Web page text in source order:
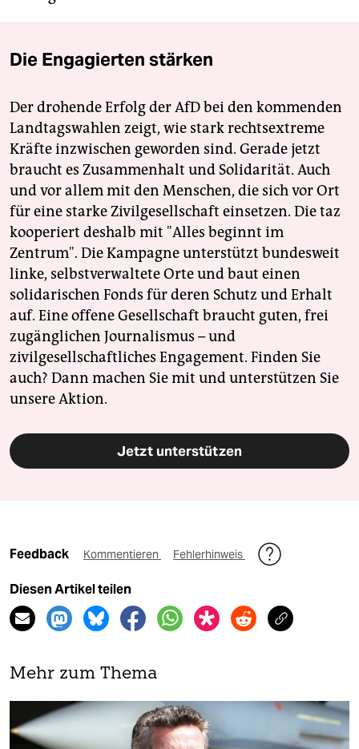
Die Engagierten stärken
Der drohende Erfolg der AfD bei den kommenden
Landtagswahlen zeigt, wie stark rechtsextreme
Kräfte inzwischen geworden sind. Gerade jetzt
braucht es Zusammenhalt und Solidarität. Auch
und vor allem mit den Menschen, die sich vor Ort
für eine starke Zivilgesellschaft einsetzen. Die taz
kooperiert deshalb mit "Alles beginnt im
Zentrum". Die Kampagne unterstützt bundesweit
linke, selbstverwaltete Orte und baut einen
solidarischen Fonds für deren Schutz und Erhalt
auf. Eine offene Gesellschaft braucht guten, frei
zugänglichen Journalismus – und
zivilgesellschaftliches Engagement. Finden Sie
auch? Dann machen Sie mit und unterstützen Sie
unsere Aktion.
Jetzt unterstützen
Feedback Kommentieren Fehlerhinweis
Diesen Artikel teilen
Mehr zum Thema